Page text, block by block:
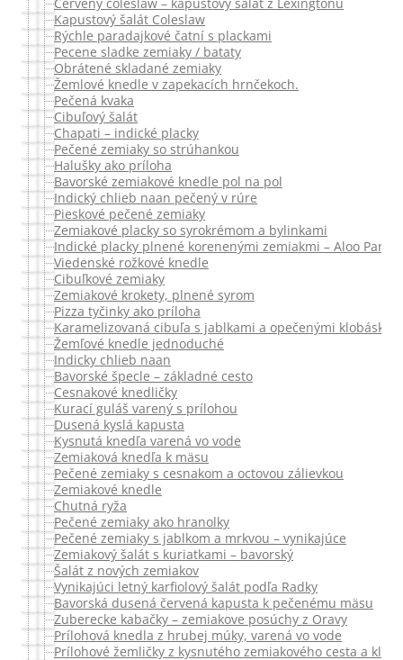
Kapustový šalát Coleslaw
Rýchle paradajkové čatní s plackami
Pecene sladke zemiaky / bataty
Obrátené skladané zemiaky
Žemlové knedle v zapekacích hrnčekoch.
Pečená kvaka
Cibuľový šalát
Chapati – indické placky
Pečené zemiaky so strúhankou
Halušky ako príloha
Bavorské zemiakové knedle pol na pol
Indický chlieb naan pečený v rúre
Pieskové pečené zemiaky
Zemiakové placky so syrokrémom a bylinkami
Indické placky plnené korenenými zemiakmi – Aloo
Viedenské rožkové knedle
Cibuľkové zemiaky
Zemiakové krokety, plnené syrom
Pizza tyčinky ako príloha
Karamelizovaná cibuľa s jablkami a opečenými
Žemľové knedle jednoduché
Indicky chlieb naan
Bavorské špecle – základné cesto
Cesnakové knedličky
Kurací guláš varený s prílohou
Dusená kyslá kapusta
Kysnutá knedľa varená vo vode
Zemiaková knedľa k mäsu
Pečené zemiaky s cesnakom a octovou zálievkou
Zemiakové knedle
Chutná ryža
Pečené zemiaky ako hranolky
Pečené zemiaky s jablkom a mrkvou – vynikajúce
Zemiakový šalát s kuriatkami – bavorský
Šalát z nových zemiakov
Vynikajúci letný karfiolový šalát podľa Radky
Bavorská dusená červená kapusta k pečenému mäsu
Zuberecke kabačky – zemiakove posúchy z Oravy
Prílohová knedla z hrubej múky, varená vo vode
Prílohové žemličky z kysnutého zemiakového cesta a